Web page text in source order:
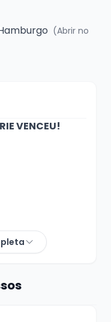
(Abrir no
VENCEU!
3444
apenas seu